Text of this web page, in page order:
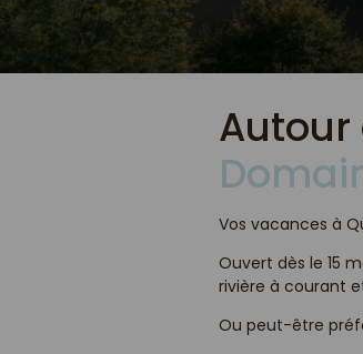
Vos vacances à
Ouvert dès le 15
rivière à courant
Ou peut-être